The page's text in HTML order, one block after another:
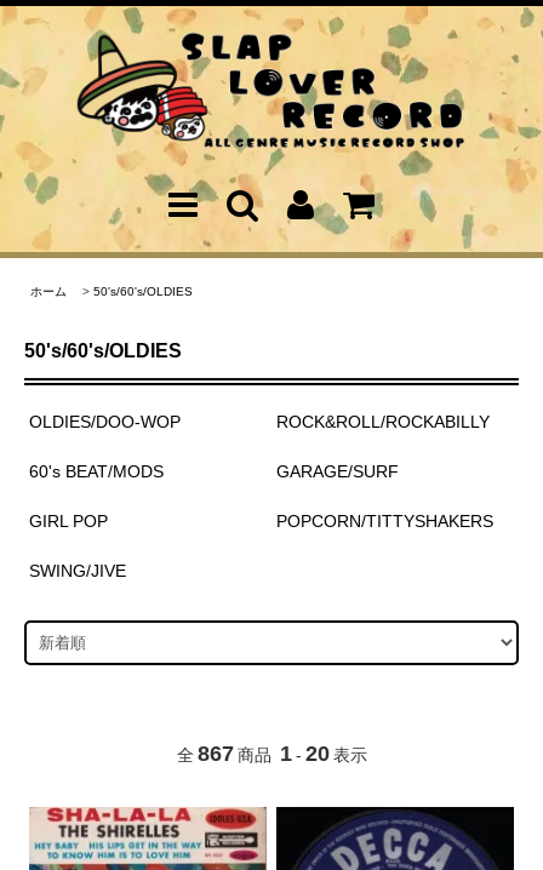
ホーム > 50's/60's/OLDIES
50's/60's/OLDIES
OLDIES/DOO-WOP ROCK&ROLL/ROCKABILLY
60's BEAT/MODS GARAGE/SURF
GIRL POP POPCORN/TITTYSHAKERS
SWING/JIVE
全 867 商品 1 - 20 表示